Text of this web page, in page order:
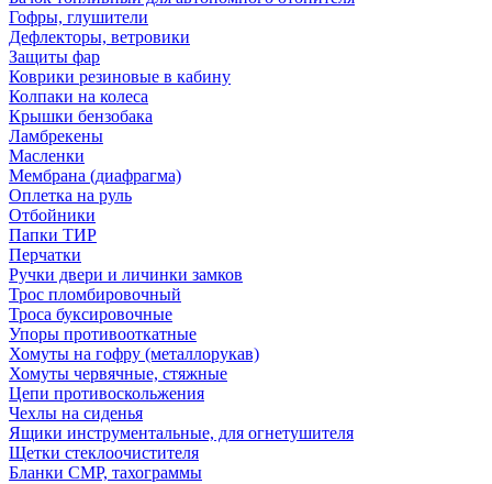
Гофры, глушители
Дефлекторы, ветровики
Защиты фар
Коврики резиновые в кабину
Колпаки на колеса
Крышки бензобака
Ламбрекены
Масленки
Мембрана (диафрагма)
Оплетка на руль
Отбойники
Папки ТИР
Перчатки
Ручки двери и личинки замков
Трос пломбировочный
Троса буксировочные
Упоры противооткатные
Хомуты на гофру (металлорукав)
Хомуты червячные, стяжные
Цепи противоскольжения
Чехлы на сиденья
Ящики инструментальные, для огнетушителя
Щетки стеклоочистителя
Бланки СМР, тахограммы